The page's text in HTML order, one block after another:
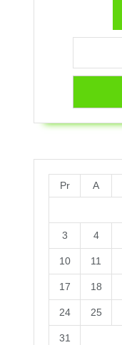
Pr A
3 4
10 11
17 18
24 25
31